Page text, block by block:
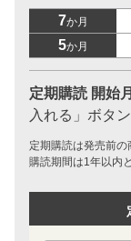
7か月
5か月
定期購読 開始
入れる」ボタ
定期購読は発売前の
購読期間は1年以内